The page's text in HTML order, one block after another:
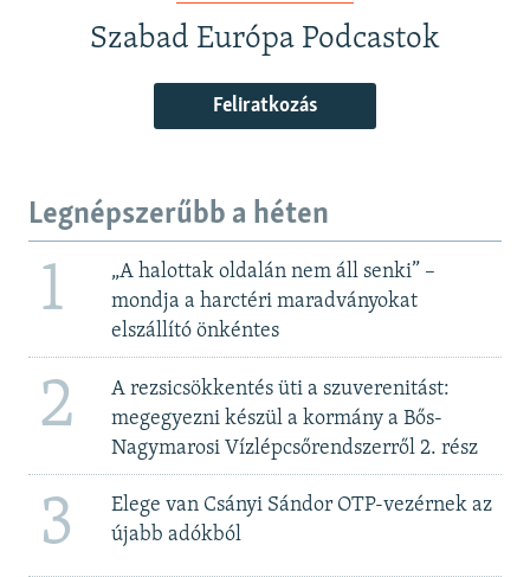
Szabad Európa Podcastok
Feliratkozás
Legnépszerűbb a héten
1
„A halottak oldalán nem áll senki” –
mondja a harctéri maradványokat
elszállító önkéntes
2
A rezsicsökkentés üti a szuverenitást:
megegyezni készül a kormány a Bős-
Nagymarosi Vízlépcsőrendszerről 2. rész
3
Elege van Csányi Sándor OTP-vezérnek az
újabb adókból